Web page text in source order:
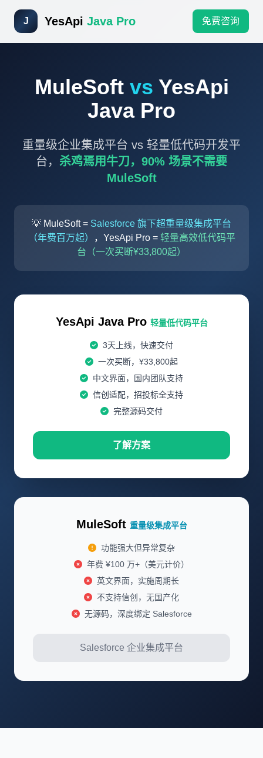
J YesApi Java Pro 免费咨询
MuleSoft vs YesApi
Java Pro
重量级企业集成平台 vs 轻量低代码开发平
台， 杀鸡焉用牛刀，90% 场景不需要
MuleSoft
💡 MuleSoft = Salesforce 旗下超重量级集成平台
（年费百万起）
，YesApi Pro = 轻量高效低代码平
台（一次买断¥33,800起）
YesApi Java Pro 轻量低代码平台
3天上线，快速交付
一次买断，¥33,800起
中文界面，国内团队支持
信创适配，招投标全支持
完整源码交付
了解方案
MuleSoft 重量级集成平台
功能强大但异常复杂
年费 ¥100 万+（美元计价）
英文界面，实施周期长
不支持信创，无国产化
无源码，深度绑定 Salesforce
Salesforce 企业集成平台